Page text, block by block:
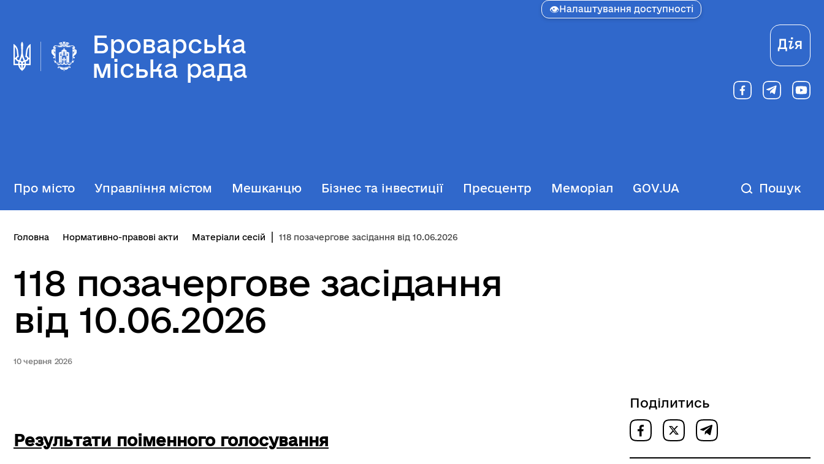
Броварська
міська рада
👁Налаштування доступності
Про місто Управління містом Мешканцю Бізнес та інвестиції Пресцентр Меморіал GOV.UA Пошук
Головна Нормативно-правові акти Матеріали сесій 118 позачергове засідання від 10.06.2026
118 позачергове засідання
від 10.06.2026
10 червня 2026
Результати поіменного голосування
Поділитись